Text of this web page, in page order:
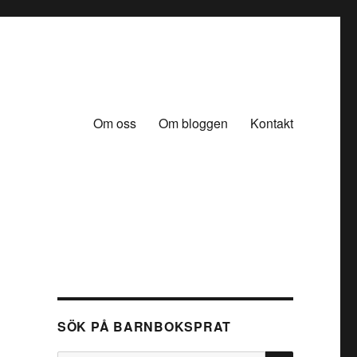
Om oss Om bloggen Kontakt
SÖK PÅ BARNBOKSPRAT